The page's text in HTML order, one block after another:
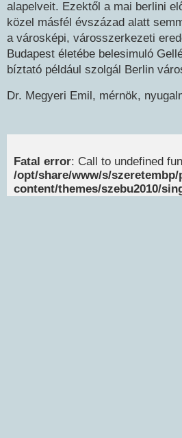
alapelveit. Ezektől a mai berlini
közel másfél évszázad alatt
a városképi, városszerkezeti
Budapest életébe belesimuló
bíztató például szolgál Berlin
Dr. Megyeri Emil, mérnök,
Fatal error: Call to undefined
/opt/share/www/s/
content/themes/szebu2010/